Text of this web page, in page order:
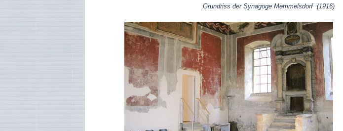
Grundriss der Synagoge Memmelsdorf